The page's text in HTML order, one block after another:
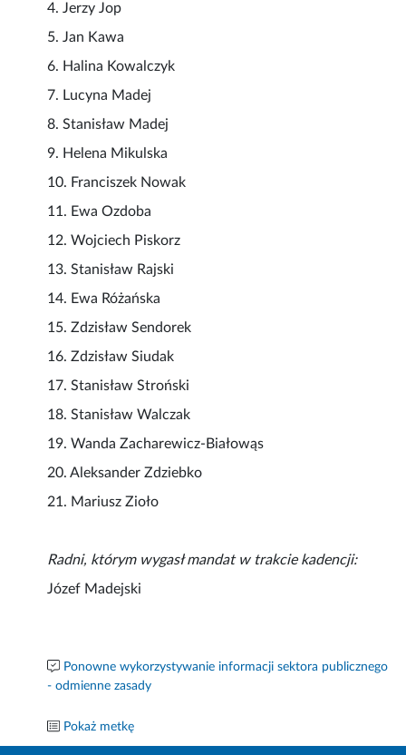
4. Jerzy Jop
5. Jan Kawa
6. Halina Kowalczyk
7. Lucyna Madej
8. Stanisław Madej
9. Helena Mikulska
10. Franciszek Nowak
11. Ewa Ozdoba
12. Wojciech Piskorz
13. Stanisław Rajski
14. Ewa Różańska
15. Zdzisław Sendorek
16. Zdzisław Siudak
17. Stanisław Stroński
18. Stanisław Walczak
19. Wanda Zacharewicz-Białowąs
20. Aleksander Zdziebko
21. Mariusz Zioło
Radni, którym wygasł mandat w trakcie kadencji:
Józef Madejski
Ponowne wykorzystywanie informacji sektora publicznego
- odmienne zasady
Pokaż metkę